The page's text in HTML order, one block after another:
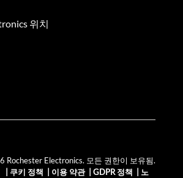
위치
Rochester Electronics. 모든 권한이 보유됨.
쿠키 정책 이용 약관| GDPR 정책
노